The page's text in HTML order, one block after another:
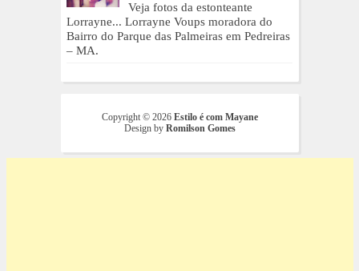
Veja fotos da estonteante
Lorrayne... Lorrayne Voups moradora do
Bairro do Parque das Palmeiras em Pedreiras
– MA.
Copyright © 2026 Estilo é com Mayane
Design by Romilson Gomes